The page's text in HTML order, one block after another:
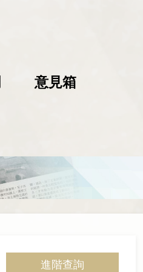
意見箱
進階查詢